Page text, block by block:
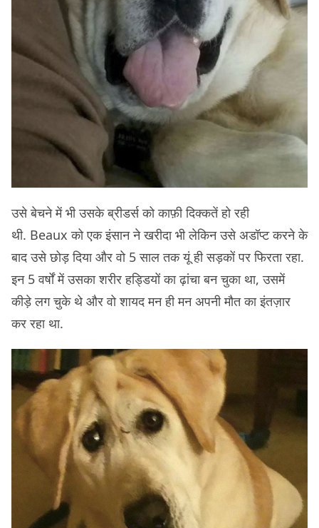
उसे बेचने में भी उसके ब्रीडर्स को काफ़ी दिक्कतें हो रही
थी. Beaux को एक इंसान ने खरीदा भी लेकिन उसे अडॉप्ट करने के
बाद उसे छोड़ दिया और वो 5 साल तक यूं ही सड़कों पर फिरता रहा.
इन 5 वर्षों में उसका शरीर हड्डियों का ढ़ांचा बन चुका था, उसमें
कीड़े लग चुके थे और वो शायद मन ही मन अपनी मौत का इंतज़ार
कर रहा था.